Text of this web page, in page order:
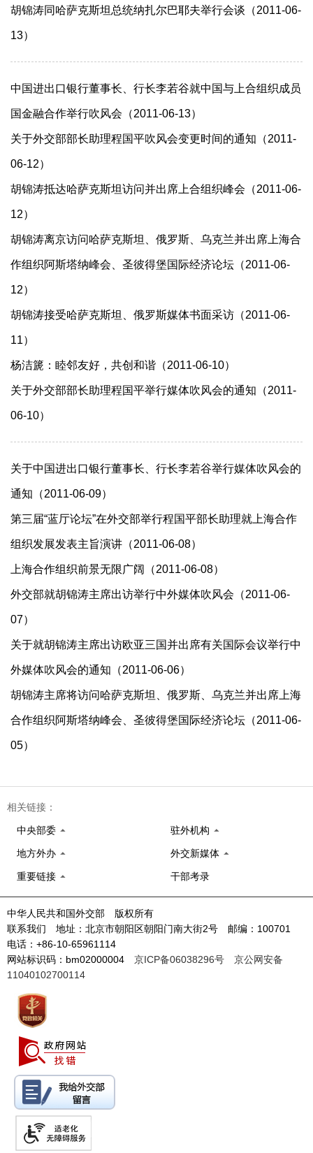
胡锦涛同哈萨克斯坦总统纳扎尔巴耶夫举行会谈（2011-06-
13）
中国进出口银行董事长、行长李若谷就中国与上合组织成员
国金融合作举行吹风会（2011-06-13）
关于外交部部长助理程国平吹风会变更时间的通知（2011-
06-12）
胡锦涛抵达哈萨克斯坦访问并出席上合组织峰会（2011-06-
12）
胡锦涛离京访问哈萨克斯坦、俄罗斯、乌克兰并出席上海合
作组织阿斯塔纳峰会、圣彼得堡国际经济论坛（2011-06-
12）
胡锦涛接受哈萨克斯坦、俄罗斯媒体书面采访（2011-06-
11）
杨洁篪：睦邻友好，共创和谐（2011-06-10）
关于外交部部长助理程国平举行媒体吹风会的通知（2011-
06-10）
关于中国进出口银行董事长、行长李若谷举行媒体吹风会的
通知（2011-06-09）
第三届“蓝厅论坛”在外交部举行程国平部长助理就上海合作
组织发展发表主旨演讲（2011-06-08）
上海合作组织前景无限广阔（2011-06-08）
外交部就胡锦涛主席出访举行中外媒体吹风会（2011-06-
07）
关于就胡锦涛主席出访欧亚三国并出席有关国际会议举行中
外媒体吹风会的通知（2011-06-06）
胡锦涛主席将访问哈萨克斯坦、俄罗斯、乌克兰并出席上海
合作组织阿斯塔纳峰会、圣彼得堡国际经济论坛（2011-06-
05）
相关链接：
中央部委 驻外机构
地方外办 外交新媒体
重要链接 干部考录
中华人民共和国外交部 版权所有
联系我们 地址：北京市朝阳区朝阳门南大街2号 邮编：100701
电话：+86-10-65961114
网站标识码：bm02000004 京ICP备06038296号
京公网安备
11040102700114